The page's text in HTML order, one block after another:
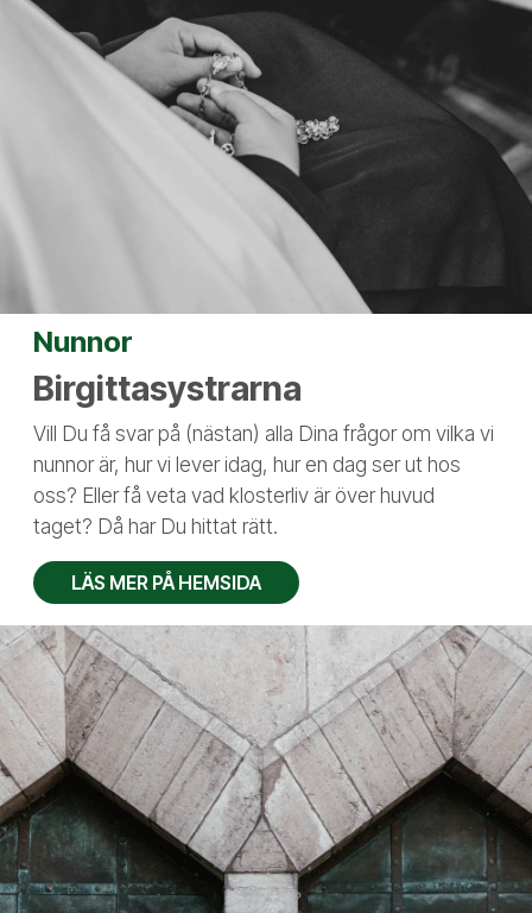
Nunnor
Birgittasystrarna
Vill Du få svar på (nästan) alla Dina frågor om vilka vi
nunnor är, hur vi lever idag, hur en dag ser ut hos
oss? Eller få veta vad klosterliv är över huvud
taget? Då har Du hittat rätt.
LÄS MER PÅ HEMSIDA